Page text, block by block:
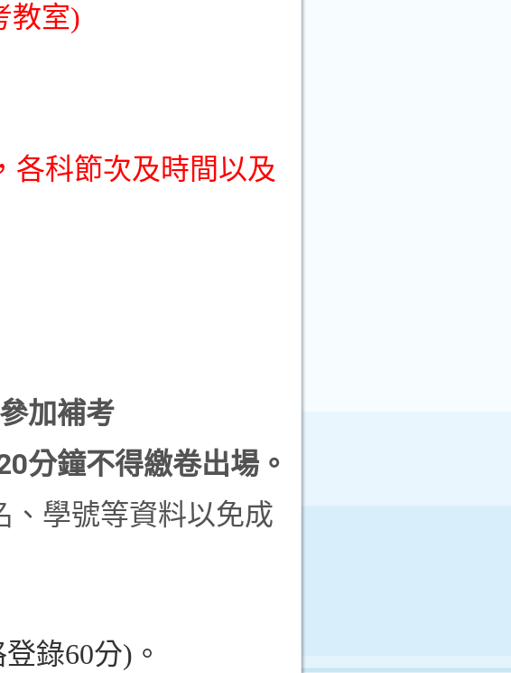
教室)
各科節次及時間以及
加補考
分鐘不得繳卷出場。
、學號等資料以免成
登錄60分) 。